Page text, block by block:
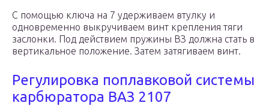
С помощью ключа на 7 удерживаем втулку и
одновременно выкручиваем винт крепления тяги
заслонки. Под действием пружины ВЗ должна стать в
вертикальное положение. Затем затягиваем винт.
Регулировка поплавковой системы
карбюратора ВАЗ 2107